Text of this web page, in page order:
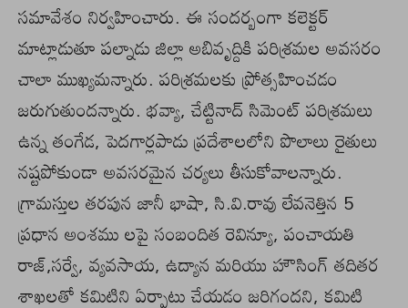
సమావేశం నిర్వహించారు. ఈ సందర్బంగా కలెక్టర్
మాట్లాడుతూ పల్నాడు జిల్లా అబివృద్దికి పరిశ్రమల అవసరం
చాలా ముఖ్యమన్నారు. పరిశ్రమలకు ప్రోత్సహించడం
జరుగుతుందన్నారు. భవ్యా, చేట్టినాద్ సిమెంట్ పరిశ్రమలు
ఉన్న తంగేడ, పెదగార్లపాడు ప్రదేశాలలోని పొలాలు రైతులు
నష్టపోకుండా అవసరమైన చర్యలు తీసుకోవాలన్నారు.
గ్రామస్తుల తరపున జానీ భాషా, సి.వి.రావు లేవనెత్తిన 5
ప్రధాన అంశము లపై సంబందిత రెవిన్యూ, పంచాయతి
రాజ్,సర్వే, వ్యవసాయ, ఉద్యాన మరియు హౌసింగ్ తదితర
శాఖలతో కమిటిని ఏర్పాటు చేయడం జరిగందని, కమిటి